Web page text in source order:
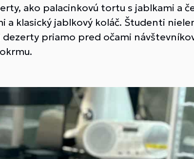
ako palacinkovú tortu s jablkami a
klasický jablkový koláč. Študenti
priamo pred očami